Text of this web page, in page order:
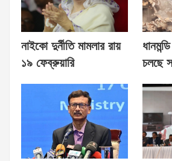
নাইকো দুর্নীতি মামলার রায়
১৯ ফেব্রুয়ারি
চলছে